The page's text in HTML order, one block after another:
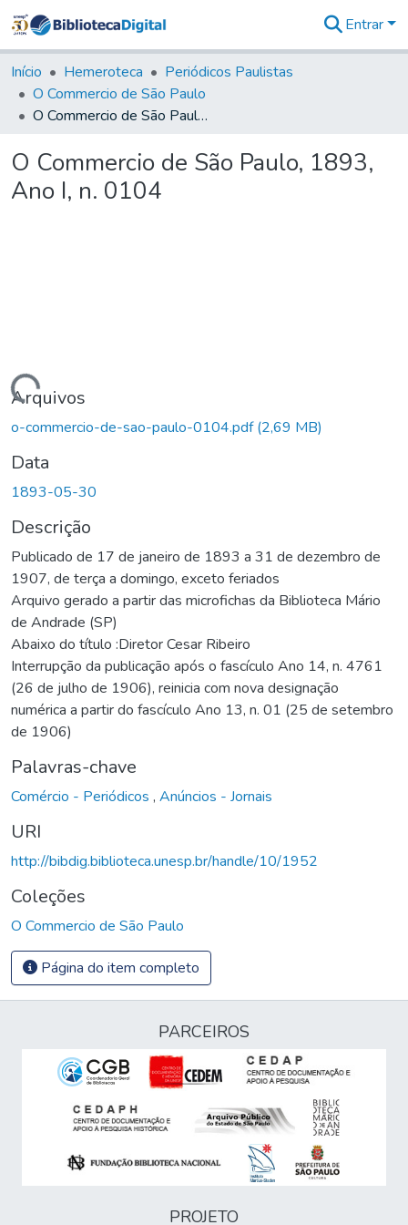
&
Coleções
Tudo na
Biblioteca
Estatísticas
Entrar
Início Hemeroteca
Periódicos Paulistas
O Commercio de São Paulo
O Commercio de São Paulo, 1893, Ano I, n. 0104
O Commercio de São Paulo, 1893,
Ano I, n. 0104
Carregando...
Arquivos
o-commercio-de-sao-paulo-0104.pdf(2,69 MB)
Data
1893-05-30
Descrição
Publicado de 17 de janeiro de 1893 a 31 de dezembro de
1907, de terça a domingo, exceto feriados
Arquivo gerado a partir das microfichas da Biblioteca Mário
de Andrade (SP)
Abaixo do título :Diretor Cesar Ribeiro
Interrupção da publicação após o fascículo Ano 14, n. 4761
(26 de julho de 1906), reinicia com nova designação
numérica a partir do fascículo Ano 13, n. 01 (25 de setembro
de 1906)
Palavras-chave
Comércio - Periódicos , Anúncios - Jornais
URI
http://bibdig.biblioteca.unesp.br/handle/10/1952
Coleções
O Commercio de São Paulo
Página do item completo
PARCEIROS
PROJETO